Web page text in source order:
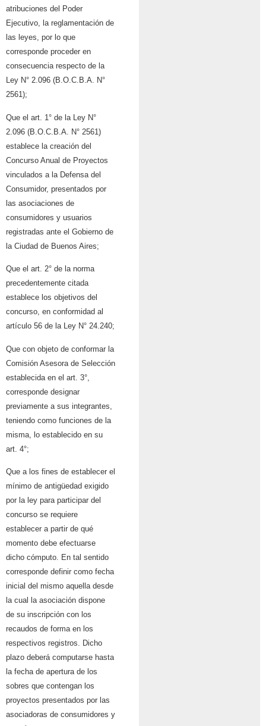
atribuciones del Poder
Ejecutivo, la reglamentación de
las leyes, por lo que
corresponde proceder en
consecuencia respecto de la
Ley N° 2.096 (B.O.C.B.A. N°
2561);
Que el art. 1° de la Ley N°
2.096 (B.O.C.B.A. N° 2561)
establece la creación del
Concurso Anual de Proyectos
vinculados a la Defensa del
Consumidor, presentados por
las asociaciones de
consumidores y usuarios
registradas ante el Gobierno de
la Ciudad de Buenos Aires;
Que el art. 2° de la norma
precedentemente citada
establece los objetivos del
concurso, en conformidad al
artículo 56 de la Ley N° 24.240;
Que con objeto de conformar la
Comisión Asesora de Selección
establecida en el art. 3°,
corresponde designar
previamente a sus integrantes,
teniendo como funciones de la
misma, lo establecido en su
art. 4°;
Que a los fines de establecer el
mínimo de antigüedad exigido
por la ley para participar del
concurso se requiere
establecer a partir de qué
momento debe efectuarse
dicho cómputo. En tal sentido
corresponde definir como fecha
inicial del mismo aquella desde
la cual la asociación dispone
de su inscripción con los
recaudos de forma en los
respectivos registros. Dicho
plazo deberá computarse hasta
la fecha de apertura de los
sobres que contengan los
proyectos presentados por las
asociadoras de consumidores y